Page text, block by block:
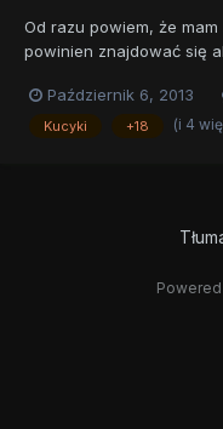
Od razu powiem, że
powinien znajdować się
to jest saucy, gdyż nie
obrazki, które zawierają
Październik 6, 2013
Kucyki +18 (i 4